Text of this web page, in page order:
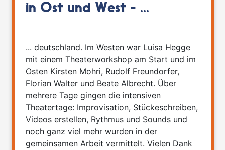
in Ost und West - ...
... deutschland. Im Westen war Luisa Hegge
mit einem Theaterworkshop am Start und im
Osten Kirsten Mohri, Rudolf Freundorfer,
Florian Walter und Beate Albrecht. Über
mehrere Tage gingen die intensiven
Theatertage: Improvisation, Stückeschreiben,
Videos erstellen, Rythmus und Sounds und
noch ganz viel mehr wurden in der
gemeinsamen Arbeit vermittelt. Vielen Dank